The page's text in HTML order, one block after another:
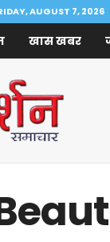
AUGUST 7, 2026
खास खबर